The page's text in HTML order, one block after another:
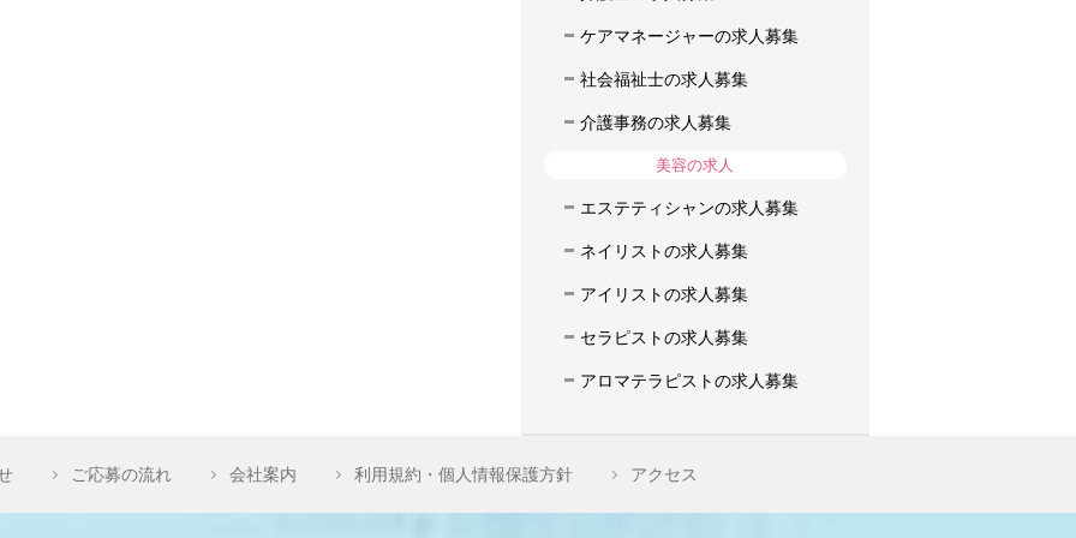
ケアマネージャーの求人募集
社会福祉士の求人募集
介護事務の求人募集
美容の求人
エステティシャンの求人募集
ネイリストの求人募集
アイリストの求人募集
セラピストの求人募集
アロマテラピストの求人募集
ご応募の流れ 会社案内 利用規約・個人情報保護方針 アクセス